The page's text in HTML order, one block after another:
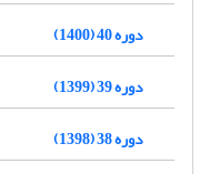
دوره 40 (1400)
دوره 39 (1399)
دوره 38 (1398)